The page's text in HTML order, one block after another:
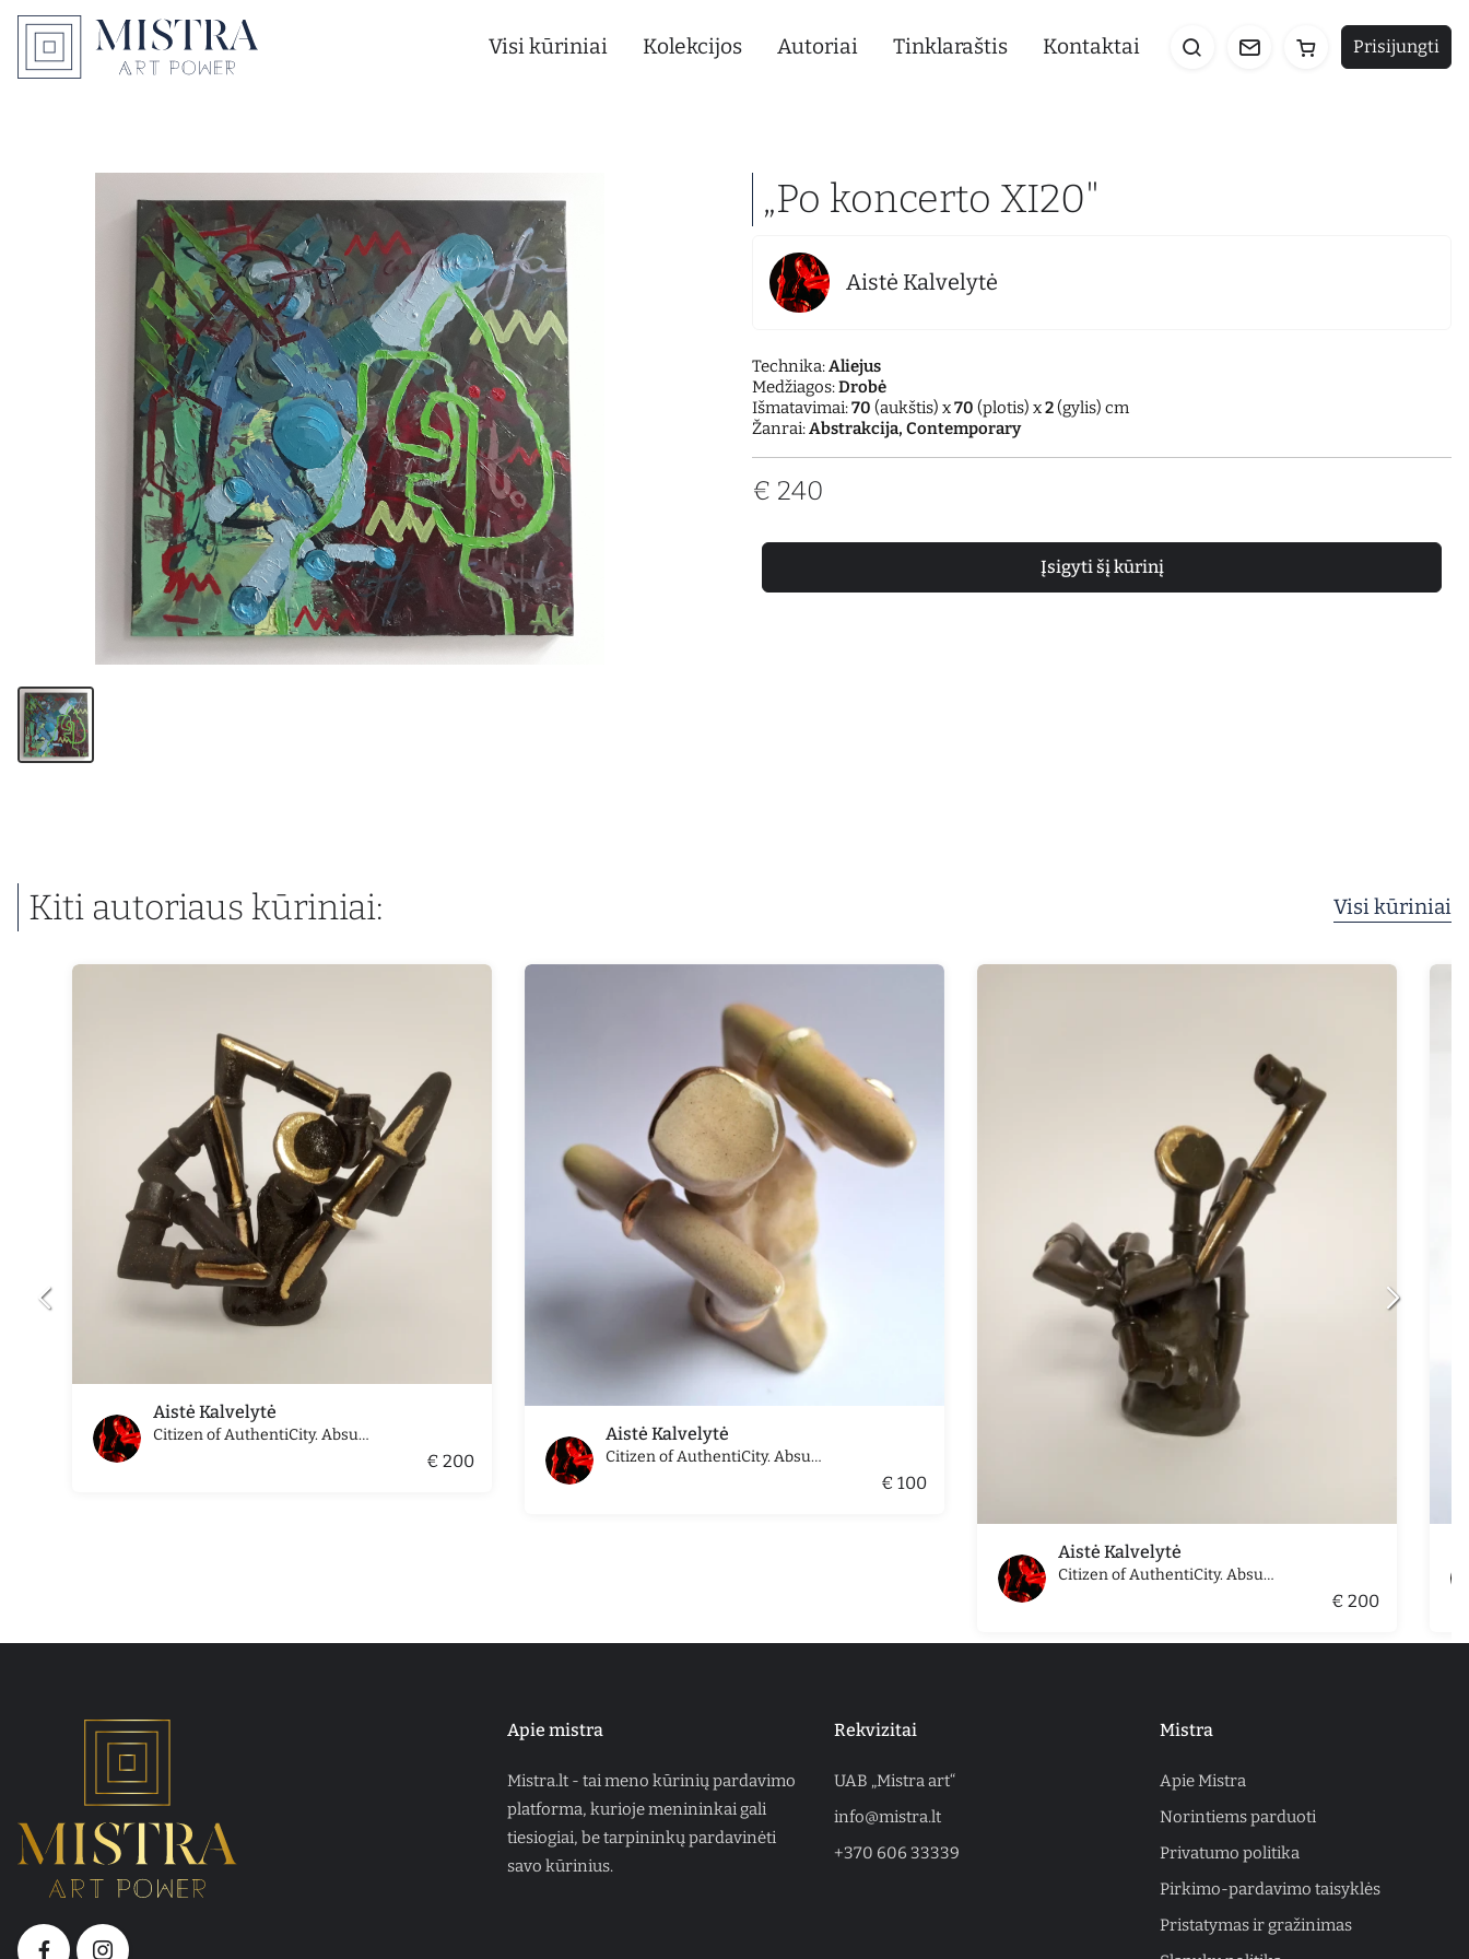
Visi kūriniai Kolekcijos Autoriai Tinklaraštis Kontaktai Prisijungti
„Po koncerto XI20"
Aistė Kalvelytė
Technika:Aliejus
Medžiagos:Drobė
Išmatavimai:70 (aukštis) x70 (plotis) x2(gylis) cm
Žanrai:Abstrakcija, Contemporary
€ 240
Įsigyti šį kūrinį
Kiti autoriaus kūriniai: Visi kūriniai
Aistė Kalvelytė
Citizen of AuthentiCity. Absurdistan (Nr. 18)
€ 200
Aistė Kalvelytė
Citizen of AuthentiCity. Absurdistan (Nr. 24)
€ 100
Aistė Kalvelytė
Citizen of AuthentiCity. Absurdistan (Nr. 11)
€ 200
Apie mistra
Mistra.lt - tai meno kūrinių pardavimo
platforma, kurioje menininkai gali
tiesiogiai, be tarpininkų pardavinėti
savo kūrinius.
Rekvizitai
UAB „Mistra art“
info@mistra.lt
+370 606 33339
Mistra
Apie Mistra
Norintiems parduoti
Privatumo politika
Pirkimo-pardavimo taisyklės
Pristatymas ir gražinimas